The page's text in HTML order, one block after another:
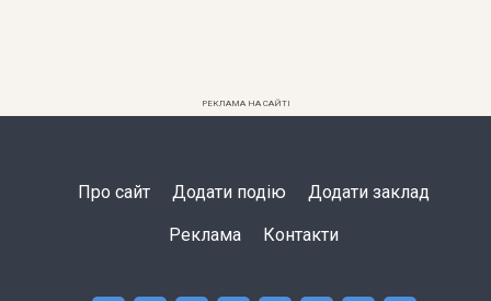
РЕКЛАМА НА САЙТІ
Про сайт Додати подію Додати заклад
Реклама Контакти